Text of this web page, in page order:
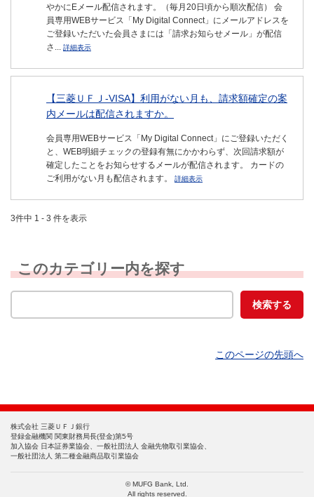
やかにEメール配信されます。（毎月20日頃から順次配信） 会
員専用WEBサービス「My Digital Connect」にメールアドレスを
ご登録いただいた会員さまには「請求お知らせメール」が配信
さ... 詳細表示
【三菱ＵＦＪ-VISA】利用がない月も、請求額確定の案
内メールは配信されますか。
会員専用WEBサービス「My Digital Connect」にご登録いただく
と、WEB明細チェックの登録有無にかかわらず、次回請求額が
確定したことをお知らせするメールが配信されます。 カードの
ご利用がない月も配信されます。
詳細表示
3件中 1 - 3 件を表示
このカテゴリー内を探す
このページの先頭へ
株式会社 三菱ＵＦＪ銀行
登録金融機関 関東財務局長(登金)第5号
加入協会 日本証券業協会、一般社団法人 金融先物取引業協会、
一般社団法人 第二種金融商品取引業協会
© MUFG Bank, Ltd.
All rights reserved.